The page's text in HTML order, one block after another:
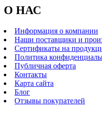
О НАС
Информация о компании
Наши поставщики и
Сертификаты на
Политика
Публичная оферта
Контакты
Карта сайта
Блог
Отзывы покупателей